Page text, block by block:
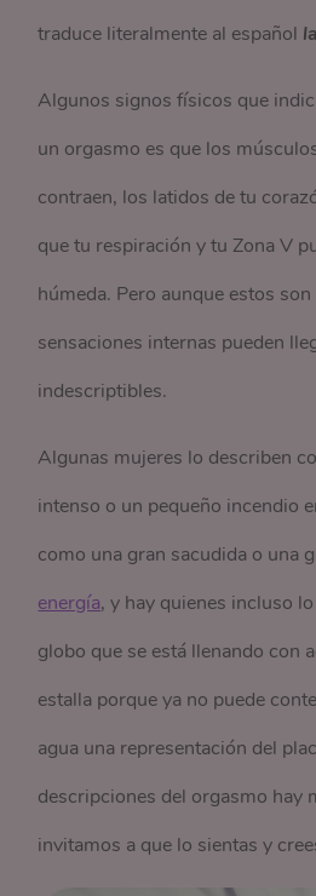
traduce literalmente al español
Algunos signos físicos que
un orgasmo es que los
contraen, los latidos de tu
que tu respiración y tu Zona V
húmeda. Pero aunque estos
sensaciones internas pueden
indescriptibles.
Algunas mujeres lo describen
intenso o un pequeño incendio
como una gran sacudida o una
energía, y hay quienes incluso
globo que se está llenando con
estalla porque ya no puede
agua una representación del
descripciones del orgasmo hay
invitamos a que lo sientas y